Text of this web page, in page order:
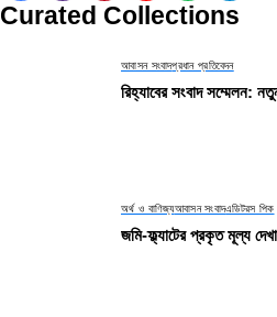
Curated Collections
আবাসন সংবাদপ্রধান প্রতিবেদন
রিহ্যাবের সংবাদ সম্মেলন:
অর্থ ও বাণিজ্যআবাসন সংবাদএডিটরস পিক
জমি-ফ্ল্যাটের প্রকৃত মূল্য